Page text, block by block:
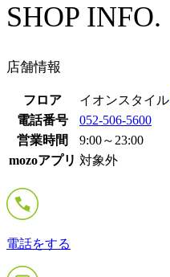
SHOP INFO.
店舗情報
フロア イオンスタイル
電話番号
052-506-5600
営業時間
9:00～23:00
mozoアプリ 対象外
電話をする